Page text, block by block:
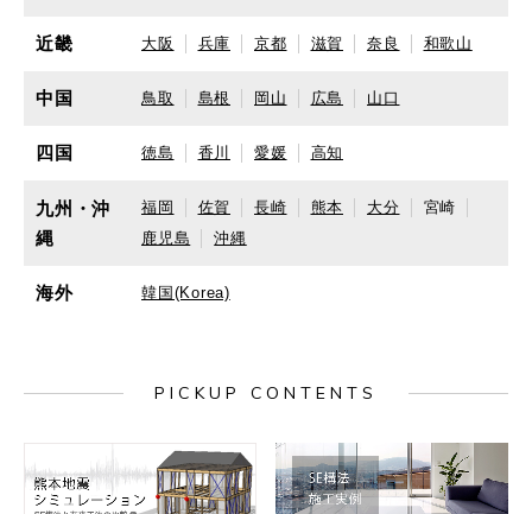
近畿 大阪 兵庫 京都 滋賀 奈良 和歌山
中国 鳥取 島根 岡山 広島 山口
四国 徳島 香川 愛媛 高知
九州・沖
縄
福岡 佐賀 長崎 熊本 大分
宮崎
鹿児島
沖縄
海外 韓国(Korea)
PICKUP CONTENTS